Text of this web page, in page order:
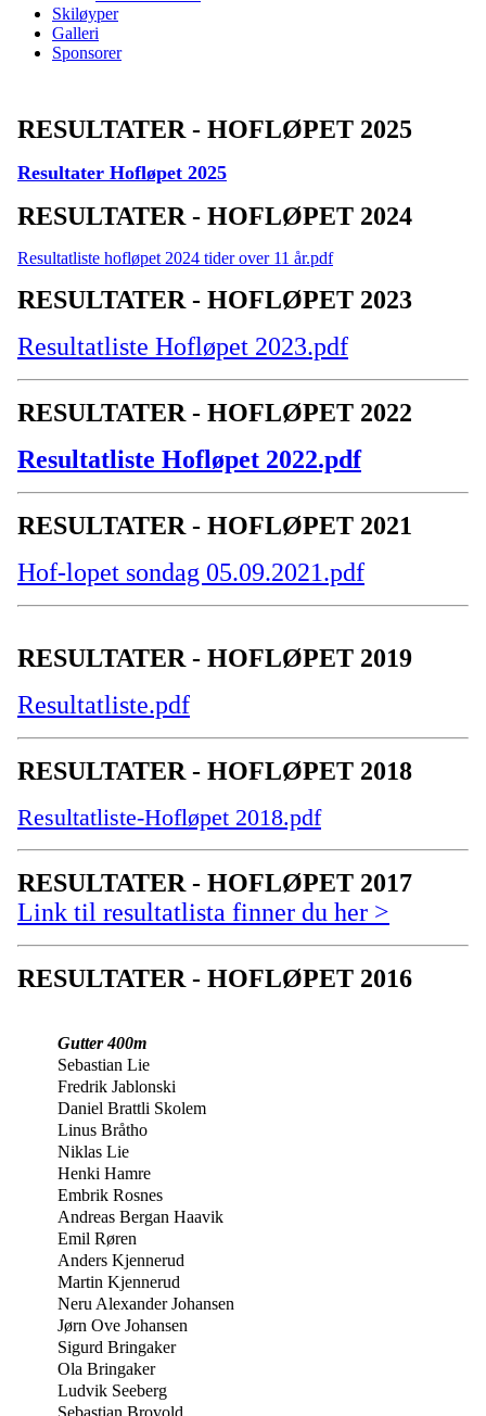
Skiløyper
Galleri
Sponsorer
RESULTATER - HOFLØPET 2025
Resultater Hofløpet 2025
RESULTATER - HOFLØPET 2024
Resultatliste hofløpet 2024 tider over 11 år.pdf
RESULTATER - HOFLØPET 2023
Resultatliste Hofløpet 2023.pdf
RESULTATER - HOFLØPET 2022
Resultatliste Hofløpet 2022.pdf
RESULTATER - HOFLØPET 2021
Hof-lopet sondag 05.09.2021.pdf
RESULTATER - HOFLØPET 2019
Resultatliste.pdf
RESULTATER - HOFLØPET 2018
Resultatliste-Hofløpet 2018.pdf
RESULTATER - HOFLØPET 2017
Link til resultatlista finner du her >
RESULTATER - HOFLØPET 2016
Gutter 400m
Sebastian Lie
Fredrik Jablonski
Daniel Brattli Skolem
Linus Bråtho
Niklas Lie
Henki Hamre
Embrik Rosnes
Andreas Bergan Haavik
Emil Røren
Anders Kjennerud
Martin Kjennerud
Neru Alexander Johansen
Jørn Ove Johansen
Sigurd Bringaker
Ola Bringaker
Ludvik Seeberg